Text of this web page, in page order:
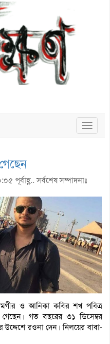
Toggle
পূর্বাহ্ণ.. সর্বশেষ সম্পাদনাঃ
ও আনিকা কবির শখ পবিত্র
গত বছরের ৩১ ডিসেম্বর
রওনা দেন। নিলয়ের বাবা-